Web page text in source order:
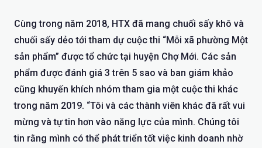
Cùng trong năm 2018, HTX đã mang chuối sấy khô và
chuối sấy dẻo tới tham dự cuộc thi “Mỗi xã phường Một
sản phẩm” được tổ chức tại huyện Chợ Mới. Các sản
phẩm được đánh giá 3 trên 5 sao và ban giám khảo
cũng khuyến khích nhóm tham gia một cuộc thi khác
trong năm 2019. “Tôi và các thành viên khác đã rất vui
mừng và tự tin hơn vào năng lực của mình. Chúng tôi
tin rằng mình có thể phát triển tốt việc kinh doanh nhờ